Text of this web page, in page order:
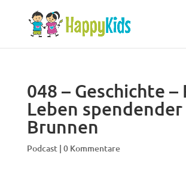
048 – Geschichte –
Leben spendender
Brunnen
Podcast| 0 Kommentare